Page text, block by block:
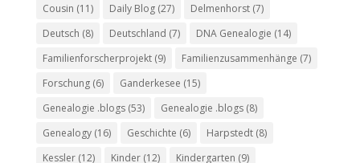
Cousin (11) Daily Blog(27) Delmenhorst(7)
Deutsch (8) Deutschland (7) DNA Genealogie (14)
Familienforscherprojekt(9) Familienzusammenhänge (7)
Forschung(6) Ganderkesee (15)
Genealogie .blogs(53) Genealogie .blogs(8)
Genealogy(16) Geschichte (6) Harpstedt(8)
Kessler(12) Kinder(12) Kindergarten (9)